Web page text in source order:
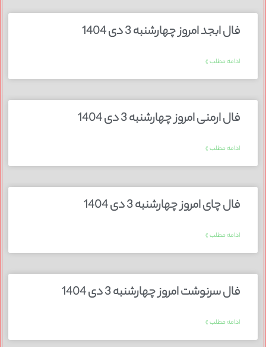
فال ابجد امروز چهارشنبه 3 دی 1404
ادامه مطلب »
فال ارمنی امروز چهارشنبه 3 دی 1404
ادامه مطلب »
فال چای امروز چهارشنبه 3 دی 1404
ادامه مطلب »
فال سرنوشت امروز چهارشنبه 3 دی 1404
ادامه مطلب »